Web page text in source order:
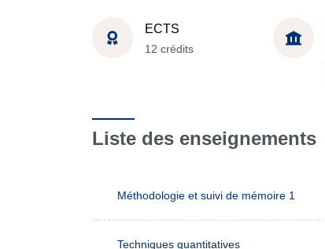
ECTS
12 crédits
Liste des enseignements
Méthodologie et suivi de mémoire 1
Techniques quantitatives